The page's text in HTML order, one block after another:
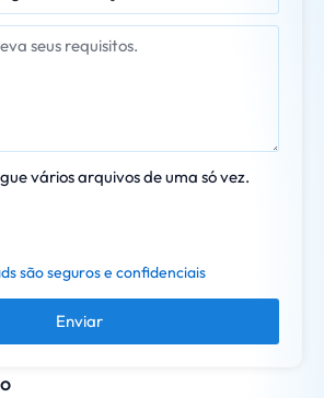
vários arquivos de uma só vez.
são seguros e confidenciais
Enviar